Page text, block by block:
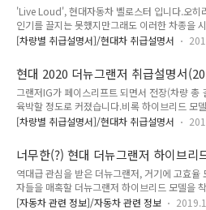
서,매뉴얼,설명서,PDF,다운로드)
'Live Loud', 현대자동차 벨로스터 입니다.오히
인기를 끌지는 못했지만그래도 이러한 차종을
는 점이 좋네요. 그리고 벨로스터N이 출시되면서
린은 여전히 재미있습니다. 해당 차종을 소유하
도 차량에 대한 애착과 관심이 큰 분들 일테니취
하실 겁니다. 각종 소모품의 교체 주기 정보는 '
옵션의 사용방법은 '편의장치'에,오일 및 타이어
보'에 있으니 참고하시고모든 취급설명서를 하나
서,매뉴얼,설명서,PDF,다운로드) * 출처 : 현대
[차량별 취급설명서]/현대차 취급설명서
현대 2020 더뉴그랜저 취급설명서
IG,사용설명서,매뉴얼,설명서,PDF)
그랜저IG가 페이스리프트 되면서 전장(차량 총
육박할 정도로 커졌습니다.비록 하이브리드 모
착석했을 때 2열의 엄청난 길이가 놀라울 정도였
에연식을 2020으로 구분짓고 있기 때문에페이
급설명서가 필요하신 분은 '2019'인지 반드시 확
니다.왜냐면 배기량이 기존 3.0에서 3.3으로 커
한조건들이 다를 수 있기 때문입니다. 차량의 각
시기에 대한 정보는 '정기점검' 파일을 참고하시
[차량별 취급설명서]/현대차 취급설명서
너무한(?) 현대 더뉴그랜저 하이브리
후기(2020 그랜저IG 하이브리드)
역대급 관심을 받은 더뉴그랜저, 거기에 고효율
자들을 매혹할 더뉴그랜저 하이브리드 모델을
다. 최근 더뉴그랜저 및 더뉴그랜저 하이브리드
[자동차 관련 정보]/자동차 관련 정보